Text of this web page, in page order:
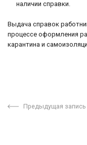
наличии справки.
Выдача справок
процессе оформления
карантина и
Предыдущая запись